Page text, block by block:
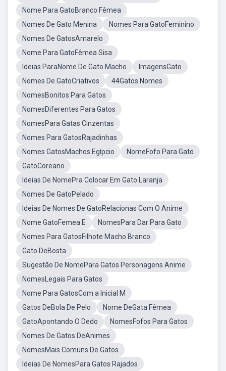
Nome Para GatoBranco Fêmea
Nomes De Gato Menina
Nomes Para GatoFeminino
Nomes De GatosAmarelo
Nome Para GatoFêmea Sisa
Ideias ParaNome De Gato Macho
ImagensGato
Nomes De GatoCriativos
44Gatos Nomes
NomesBonitos Para Gatos
NomesDiferentes Para Gatos
NomesPara Gatas Cinzentas
Nomes Para GatosRajadinhas
Nomes GatosMachos Egípcio
NomeFofo Para Gato
GatoCoreano
Ideias De NomePra Colocar Em Gato Laranja
Nomes De GatoPelado
Ideias De Nomes De GatoRelacionas Com O Anime
Nome GatoFemea E
NomesPara Dar Para Gato
Nomes Para GatosFilhote Macho Branco
Gato DeBosta
Sugestão De NomePara Gatos Personagens Anime
NomesLegais Para Gatos
Nome Para GatosCom a Inicial M
Gatos DeBola De Pelo
Nome DeGata Fêmea
GatoApontando O Dedo
NomesFofos Para Gatos
Nomes De Gatos DeAnimes
NomesMais Comuns De Gatos
Ideias De NomesPara Gatos Rajados